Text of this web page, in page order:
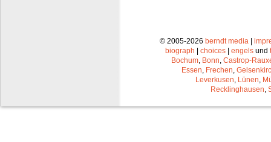
© 2005-2026 berndt media |
biograph | choices | engels und
Bochum Bonn Castrop-
Essen Frechen
Leverkusen Lünen
Recklinghausen